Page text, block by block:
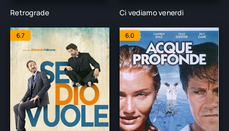
Retrograde Ci vediamo venerdì
6.7 6.0